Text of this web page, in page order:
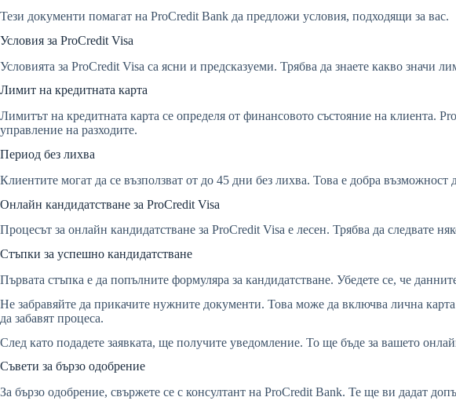
Тези документи помагат на ProCredit Bank да предложи условия, подходящи за вас.
Условия за ProCredit Visa
Условията за ProCredit Visa са ясни и предсказуеми. Трябва да знаете какво значи
Лимит на кредитната карта
Лимитът на кредитната карта се определя от финансовото състояние на клиента.
управление на разходите.
Период без лихва
Клиентите могат да се възползват от до 45 дни без лихва. Това е добра
Онлайн кандидатстване за ProCredit Visa
Процесът за онлайн кандидатстване за ProCredit Visa е лесен. Трябва да следвате
Стъпки за успешно кандидатстване
Първата стъпка е да попълните формуляра за кандидатстване. Убедете се, че
Не забравяйте да прикачите нужните документи. Това може да включва лична
да забавят процеса.
След като подадете заявката, ще получите уведомление. То ще бъде за вашето
Съвети за бързо одобрение
За бързо одобрение, свържете се с консултант на ProCredit Bank. Те ще ви дадат